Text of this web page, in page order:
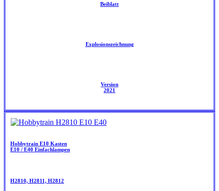
Beiblatt
Explosionszeichnung
Version
2021
Hobbytrain E10 Kasten
E10 / E40 Einfachlampen
H2810, H2811, H2812